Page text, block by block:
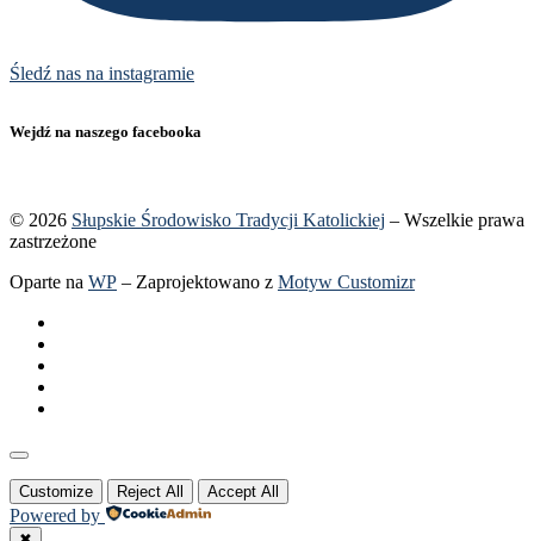
Śledź nas na instagramie
Wejdź na naszego facebooka
© 2026 Słupskie Środowisko Tradycji Katolickiej – Wszelkie prawa
zastrzeżone
Oparte na WP – Zaprojektowano z Motyw Customizr
Customize Reject All Accept All
Powered by